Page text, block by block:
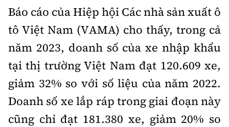
Báo cáo của Hiệp hội Các nhà sản xuất ô
tô Việt Nam (VAMA) cho thấy, trong cả
năm 2023, doanh số của xe nhập khẩu
tại thị trường Việt Nam đạt 120.609 xe,
giảm 32% so với số liệu của năm 2022.
Doanh số xe lắp ráp trong giai đoạn này
cũng chỉ đạt 181.380 xe, giảm 20% so